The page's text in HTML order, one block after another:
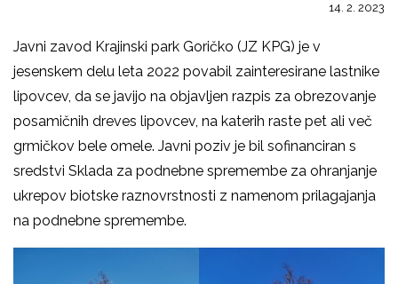
14. 2. 2023
Javni zavod Krajinski park Goričko (JZ KPG) je v
jesenskem delu leta 2022 povabil zainteresirane lastnike
lipovcev, da se javijo na objavljen razpis za obrezovanje
posamičnih dreves lipovcev, na katerih raste pet ali več
grmičkov bele omele. Javni poziv je bil sofinanciran s
sredstvi Sklada za podnebne spremembe za ohranjanje
ukrepov biotske raznovrstnosti z namenom prilagajanja
na podnebne spremembe.